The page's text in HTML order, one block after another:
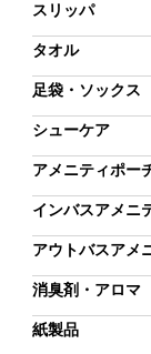
スリッパ
タオル
足袋・ソックス
シューケア
アメニティポー
インバスアメニ
アウトバスアメ
消臭剤・アロマ
紙製品